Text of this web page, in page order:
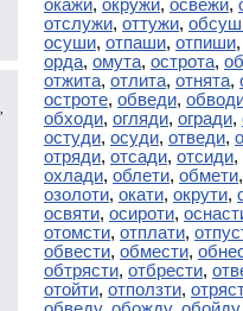
окажи, окружи, освежи,
отслужи, оттужи,
осуши, отпаши, отпиши
орда, омута, острота,
отжита, отлита, отнята,
остроте, обведи,
обходи, огляди, огради,
остуди, осуди, отведи,
отряди, отсади, отсиди,
охлади, облети, обмети
озолоти, окати, окрути,
освяти, осироти,
отомсти, отплати,
обвести, обмести,
обтрясти, отбрести,
отойти, отползти,